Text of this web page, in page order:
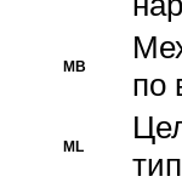
MB
по
ML